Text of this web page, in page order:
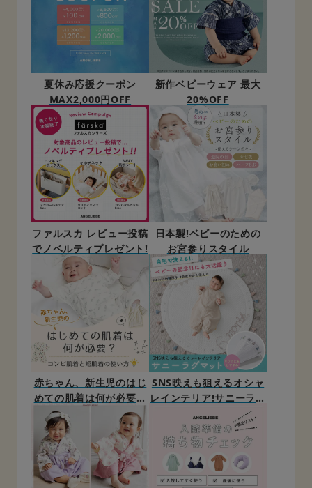
夏休み応援クーポン
MAX2,000円OFF
新作ベビーウェア 最大
20%OFF
ファルスカ レビュー投稿
でノベルティプレゼント!
日本製!ベビーのための
お宮参りスタイル
赤ちゃん、新生児のはじ
めての肌着は何が必要？
コンビ肌着と短肌着の使
SNS映えも狙えるオシャ
レインテリア!サニーラグ
マット